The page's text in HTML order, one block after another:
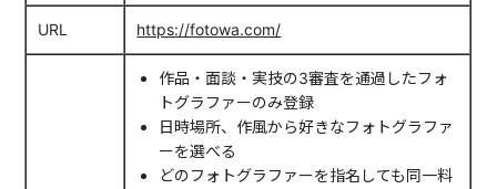
URL https://fotowa.com/
作品・面談・実技の3審査を通過したフォ
トグラファーのみ登録
日時場所、作風から好きなフォトグラファ
ーを選べる
どのフォトグラファーを指名しても同一料